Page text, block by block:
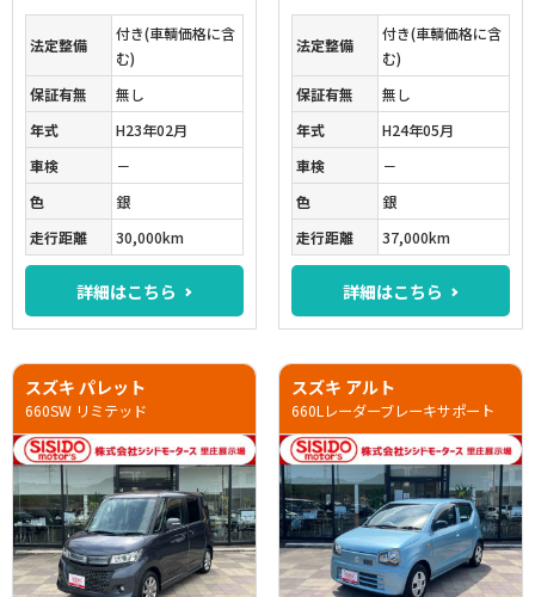
法定整備
付き(車輌価格に含
む)
保証有無
無し
年式
H23年02月
車検
－
色
銀
走行距離
30,000km
詳細はこちら
法定整備
付き(車輌価格に含
む)
保証有無
無し
年式
H24年05月
車検
－
色
銀
走行距離
37,000km
詳細はこちら
スズキ パレット
660SW リミテッド
スズキ アルト
660Lレーダーブレーキサポート